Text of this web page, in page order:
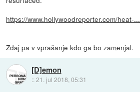
https://www.hollywoodreporter.com/heat-...
Zdaj pa v vprašanje kdo ga bo zamenjal.
[D]emon
::21. jul 2018, 05:31